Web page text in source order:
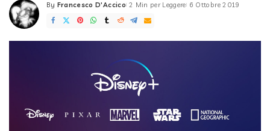
Posted
by
By Francesco D'Accico 2 Min per Leggere 6 Ottobre 2019